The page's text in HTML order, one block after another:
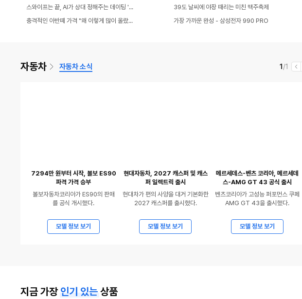
스와이프는 끝, AI가 상대 정해주는 데이팅 '디토'
충격적인 아반떼 가격 "왜 이렇게 많이 올랐나?"
39도 날씨에 야장 때리는 미친 맥주축제
가장 가까운 완성 - 삼성전자 990 PRO
자동차 자동차 소식
7294만 원부터 시작, 볼보 ES90
파격 가격 승부
볼보자동차코리아가 ES90의 판매
를 공식 개시했다.
7294
시
모델 정보 보기
현대자동차, 2027 캐스퍼 및 캐스
퍼 일렉트릭 출시
현대차가 편의 사양을 대거 기본화한
2027 캐스퍼를 출시했다.
현
모델 정보 보기
메르세데스-벤츠 코리아, 메르세데
스-AMG GT 43 공식 출시
벤츠코리아가 고성능 퍼포먼스 쿠페
AMG GT 43을 출시했다.
메
모델 정보 보기
현
1 전
/1
이
지금 가장 인기 있는 상품